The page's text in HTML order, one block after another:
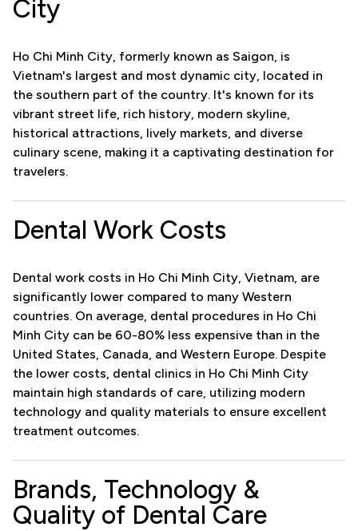
City
Ho Chi Minh City, formerly known as Saigon, is
Vietnam's largest and most dynamic city, located in
the southern part of the country. It's known for its
vibrant street life, rich history, modern skyline,
historical attractions, lively markets, and diverse
culinary scene, making it a captivating destination for
travelers.
Dental Work Costs
Dental work costs in Ho Chi Minh City, Vietnam, are
significantly lower compared to many Western
countries. On average, dental procedures in Ho Chi
Minh City can be 60-80% less expensive than in the
United States, Canada, and Western Europe. Despite
the lower costs, dental clinics in Ho Chi Minh City
maintain high standards of care, utilizing modern
technology and quality materials to ensure excellent
treatment outcomes.
Brands, Technology &
Quality of Dental Care